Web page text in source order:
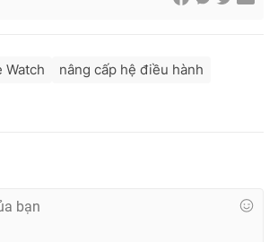
Ghi rõ nguồn VTV.vn khi phát hành lại
này.
Watch
nâng cấp hệ điều hành